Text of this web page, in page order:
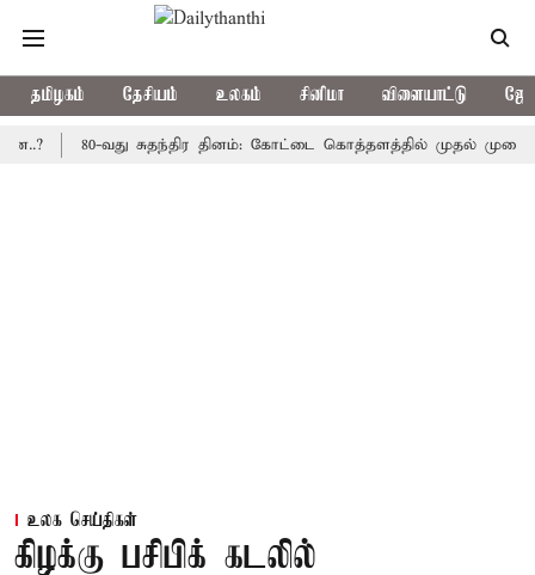
தமிழகம் தேசியம் உலகம் சினிமா விளையாட்டு
80-வது சுதந்திர தினம்: கோட்டை கொத்தளத்தில் முதல் முறையாக
உலக செய்திகள்
கிழக்கு பசிபிக் கடலில்